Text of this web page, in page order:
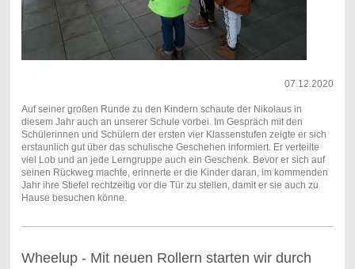
07.12.2020
Auf seiner großen Runde zu den Kindern schaute der Nikolaus in
diesem Jahr auch an unserer Schule vorbei. Im Gespräch mit den
Schülerinnen und Schülern der ersten vier Klassenstufen zeigte er sich
erstaunlich gut über das schulische Geschehen informiert. Er verteilte
viel Lob und an jede Lerngruppe auch ein Geschenk. Bevor er sich auf
seinen Rückweg machte, erinnerte er die Kinder daran, im kommenden
Jahr ihre Stiefel rechtzeitig vor die Tür zu stellen, damit er sie auch zu
Hause besuchen könne.
Wheelup - Mit neuen Rollern starten wir durch